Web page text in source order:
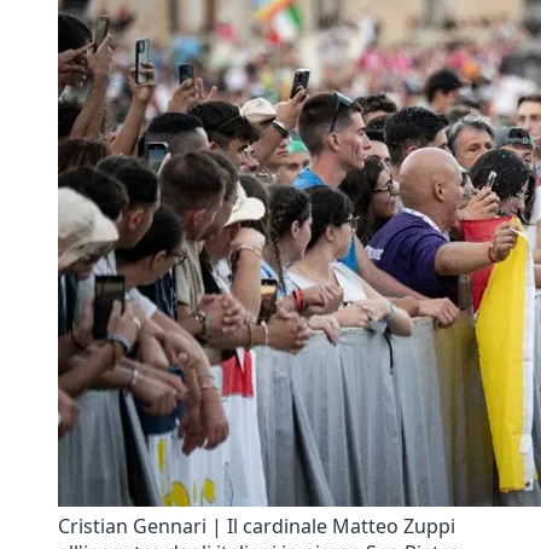
Cristian Gennari | Il cardinale Matteo Zuppi